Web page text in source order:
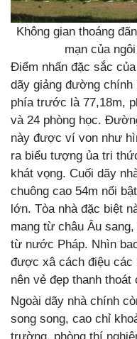
Không gian thoáng
mạn của
Điểm nhấn đặc sắc của
dãy giảng đường
phía trước là 77,18m,
và 24 phòng học.
này được ví von như
ra biểu tượng ủa tri
khát vọng. Cuối dãy
chuông cao 54m nổi
lớn. Tòa nhà đặc biệt
mang từ châu Âu
từ nước Pháp. Nhìn
được xâ cách điệu các
nên vẻ đẹp thanh thoát
Ngoài dãy nhà chính
song song, cao chỉ